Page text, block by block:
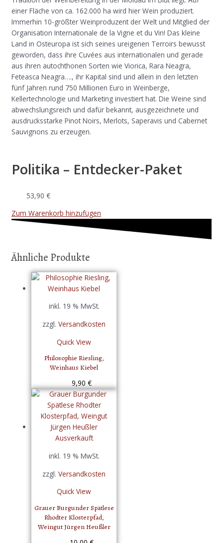
einer Fläche von ca. 162.000 ha wird hier Wein produziert.
Immerhin 10-größter Weinproduzent der Welt und Mitglied der
Organisation Internationale de la Vigne et du Vin! Das kleine
Land in Osteuropa ist sich seines ureigenen Terroirs bewusst
geworden, dass ihre Cuvées aus internationalen und gerade
aus ihren autochthonen Sorten wie Viorica, Rara Neagra,
Feteasca Neagra…., ihr Kapital sind und allein in den letzten
fünf Jahren rund 750 Millionen Euro in Weinberge,
Kellertechnologie und Marketing investiert hat. Die Weine sind
abwechslungsreich und dafür bekannt, ausgezeichnete und
ausdrucksstarke Pinot Noirs, Merlots, Saperavis und Cabernet
Sauvignons zu erzeugen.
Politika – Entdecker-Paket
53,90 €
Zum Warenkorb hinzufügen
Ähnliche Produkte
inkl. 19 % MwSt.
zzgl. Versandkosten
Quick View
Philosophie Riesling,
Weinhaus Kiebel
9,90 €
Ausverkauft
inkl. 19 % MwSt.
zzgl. Versandkosten
Quick View
Grauer Burgunder Spätlese
Rhodter Klosterpfad,
Weingut Jürgen Heußler